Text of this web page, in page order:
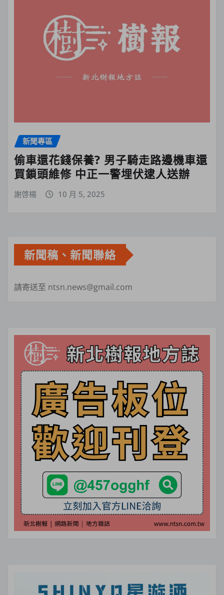
新聞專區
偷車還花錢保養? 男子騎走路邊機車還
買鎖頭維修 中正一警埋伏逮人送辦
謝啓楊 10 月 5, 2025
新聞稿、新聞聯絡
請寄送至 ntsn.news@gmail.com